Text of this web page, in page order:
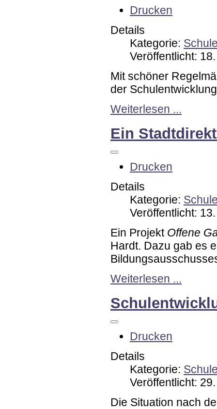
Drucken
Details
Kategorie:
Veröffentlicht:
Mit schöner
der
Weiterlesen ...
Ein
Drucken
Details
Kategorie:
Veröffentlicht:
Ein Projekt Offene
Hardt. Dazu gab es
Weiterlesen ...
Drucken
Details
Kategorie:
Veröffentlicht:
Die Situation nach